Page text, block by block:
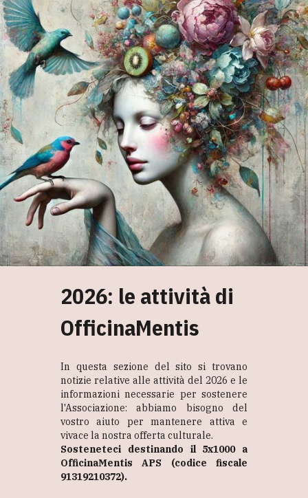
2026: le attività di
OfficinaMentis
In questa sezione del sito si trovano
notizie relative alle attività del 2026 e le
informazioni necessarie per sostenere
l'Associazione: abbiamo bisogno del
vostro aiuto per mantenere attiva e
vivace la nostra offerta culturale.
Sosteneteci destinando il 5x1000 a
OfficinaMentis APS (codice fiscale
91319210372).